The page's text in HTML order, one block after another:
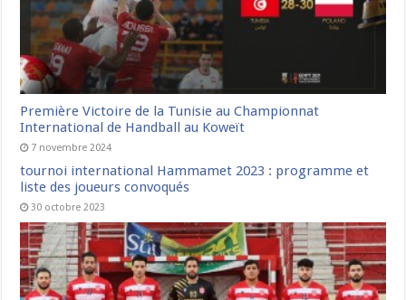
Première Victoire de la Tunisie au Championnat
International de Handball au Koweït
7 novembre 2024
tournoi international Hammamet 2023 : programme et
liste des joueurs convoqués
30 octobre 2023